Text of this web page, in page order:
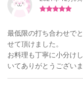
最低限の打ち合わせで
せて頂けました。
お料理も丁寧に小分け
いてありがとうござい